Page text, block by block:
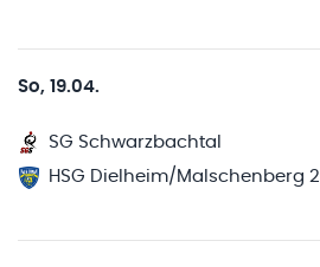
So, 19.04.
SG Schwarzbachtal
HSG Dielheim/Malschenberg 2